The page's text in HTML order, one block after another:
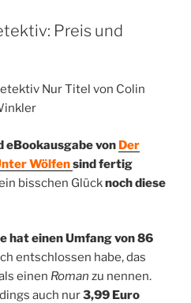
Preis und
eBookausgabe von Der
Wölfensind fertig
bisschen Glücknoch diese
hat einen Umfang von 86
entschlossen habe, das
einen Roman zu nennen.
auch nur3,99 Euro